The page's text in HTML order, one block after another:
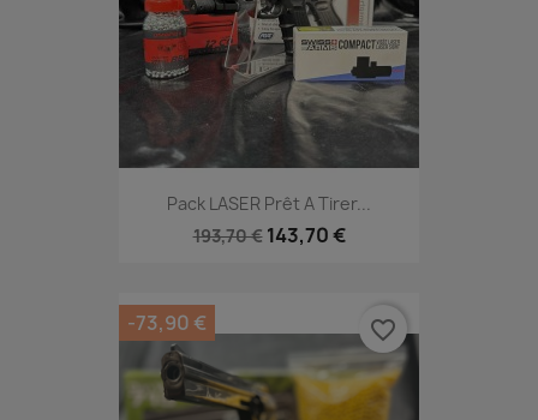
Pack LASER Prêt A Tirer...
193,70 € 143,70 €
-73,90 € favorite_border